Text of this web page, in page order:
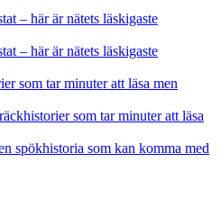
– här är nätets läskigaste
– här är nätets läskigaste
som tar minuter att läsa men
som tar minuter att läsa
spökhistoria som kan komma med